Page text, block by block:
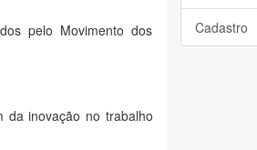
pelo Movimento dos
da inovação no trabalho
Cadastro